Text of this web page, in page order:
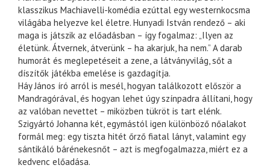
klasszikus Machiavelli-komédia ezúttal egy westernkocsma
világába helyezve kel életre. Hunyadi István rendező – aki
maga is játszik az előadásban – így fogalmaz: „Ilyen az
életünk. Átvernek, átverünk – ha akarjuk, ha nem.” A darab
humorát és meglepetéseit a zene, a látványvilág, sőt a
díszítők játékba emelése is gazdagítja.
Háy János író arról is mesél, hogyan találkozott először a
Mandragórával, és hogyan lehet úgy színpadra állítani, hogy
az valóban nevettet – miközben tükröt is tart elénk.
Szigyártó Johanna két, egymástól igen különböző nőalakot
formál meg: egy tiszta hitét őrző fiatal lányt, valamint egy
sántikáló bárénekesnőt – azt is megfogalmazza, miért ez a
kedvenc előadása.